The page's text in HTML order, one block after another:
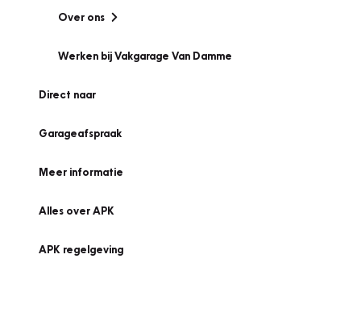
Over ons
Werken bij Vakgarage Van Damme
Direct naar
Garageafspraak
Meer informatie
Alles over APK
APK regelgeving